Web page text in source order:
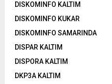
DISKOMINFO KALTIM
DISKOMINFO KUKAR
DISKOMINFO SAMARINDA
DISPAR KALTIM
DISPORA KALTIM
DKP3A KALTIM